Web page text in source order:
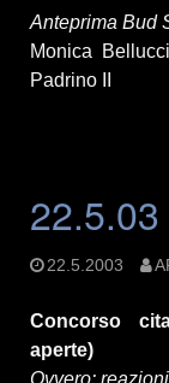
Anteprima Bud
Monica
Padrino II
22.5.03
22.5.2003
Concorso
aperte)
Ovvero: